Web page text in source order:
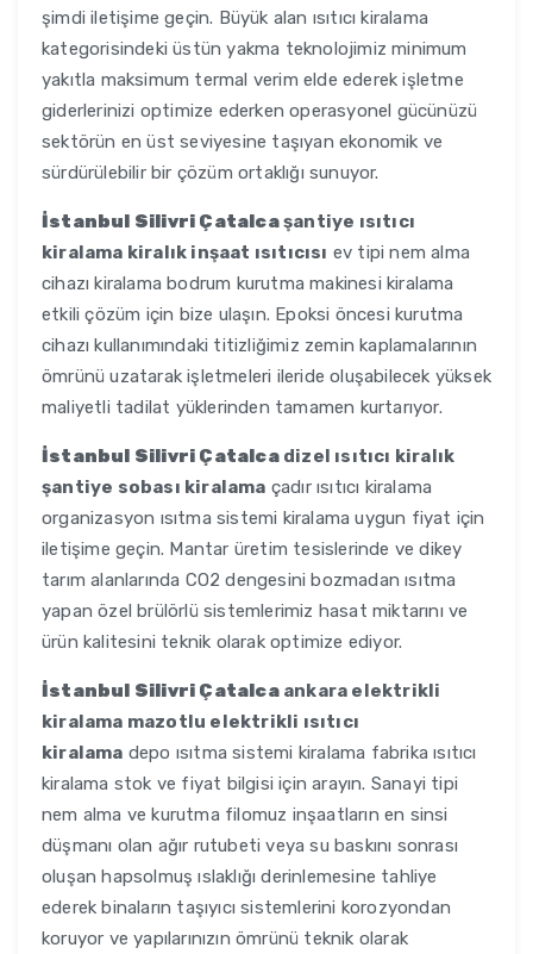
şimdi iletişime geçin. Büyük alan ısıtıcı kiralama
kategorisindeki üstün yakma teknolojimiz minimum
yakıtla maksimum termal verim elde ederek işletme
giderlerinizi optimize ederken operasyonel gücünüzü
sektörün en üst seviyesine taşıyan ekonomik ve
sürdürülebilir bir çözüm ortaklığı sunuyor.
İstanbul Silivri Çatalcaşantiye ısıtıcı
kiralama kiralık inşaat ısıtıcısı ev tipi nem alma
cihazı kiralama bodrum kurutma makinesi kiralama
etkili çözüm için bize ulaşın. Epoksi öncesi kurutma
cihazı kullanımındaki titizliğimiz zemin kaplamalarının
ömrünü uzatarak işletmeleri ileride oluşabilecek yüksek
maliyetli tadilat yüklerinden tamamen kurtarıyor.
İstanbul Silivri Çatalcadizel ısıtıcı kiralık
şantiye sobası kiralama çadır ısıtıcı kiralama
organizasyon ısıtma sistemi kiralama uygun fiyat için
iletişime geçin. Mantar üretim tesislerinde ve dikey
tarım alanlarında CO2 dengesini bozmadan ısıtma
yapan özel brülörlü sistemlerimiz hasat miktarını ve
ürün kalitesini teknik olarak optimize ediyor.
İstanbul Silivri Çatalcaankara elektrikli
kiralama mazotlu elektrikli ısıtıcı
kiralama depo ısıtma sistemi kiralama fabrika ısıtıcı
kiralama stok ve fiyat bilgisi için arayın. Sanayi tipi
nem alma ve kurutma filomuz inşaatların en sinsi
düşmanı olan ağır rutubeti veya su baskını sonrası
oluşan hapsolmuş ıslaklığı derinlemesine tahliye
ederek binaların taşıyıcı sistemlerini korozyondan
koruyor ve yapılarınızın ömrünü teknik olarak